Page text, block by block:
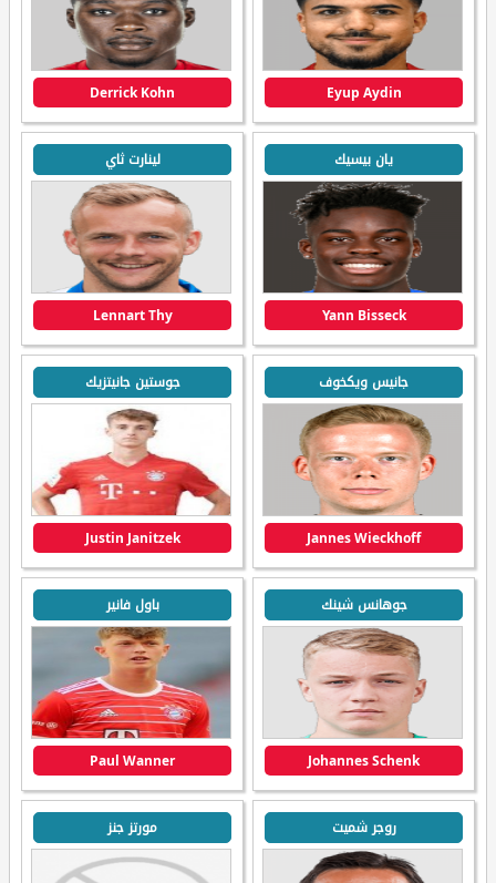
Eyup Aydin
Derrick Kohn
يان بيسيك
Yann Bisseck
لينارت ثاي
Lennart Thy
جانيس ويكخوف
Jannes Wieckhoff
جوستين جانيتزيك
Justin Janitzek
جوهانس شينك
Johannes Schenk
باول فانير
Paul Wanner
روجر شميت مورتز جنز